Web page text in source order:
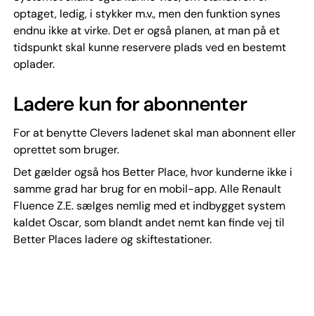
optaget, ledig, i stykker m.v., men den funktion synes
endnu ikke at virke. Det er også planen, at man på et
tidspunkt skal kunne reservere plads ved en bestemt
oplader.
Ladere kun for abonnenter
For at benytte Clevers ladenet skal man abonnent eller
oprettet som bruger.
Det gælder også hos Better Place, hvor kunderne ikke i
samme grad har brug for en mobil-app. Alle Renault
Fluence Z.E. sælges nemlig med et indbygget system
kaldet Oscar, som blandt andet nemt kan finde vej til
Better Places ladere og skiftestationer.